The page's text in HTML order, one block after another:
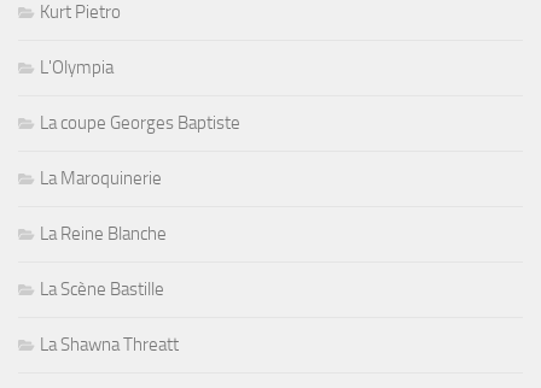
Kurt Pietro
L'Olympia
La coupe Georges Baptiste
La Maroquinerie
La Reine Blanche
La Scène Bastille
La Shawna Threatt